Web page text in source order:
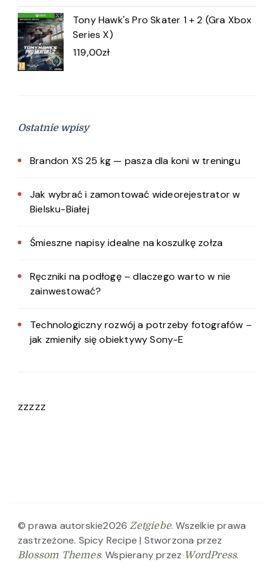
Tony Hawk's Pro Skater 1 + 2 (Gra Xbox
Series X)
119,00zł
Ostatnie wpisy
Brandon XS 25 kg — pasza dla koni w treningu
Jak wybrać i zamontować wideorejestrator w
Bielsku-Białej
Śmieszne napisy idealne na koszulkę zołza
Ręczniki na podłogę – dlaczego warto w nie
zainwestować?
Technologiczny rozwój a potrzeby fotografów –
jak zmieniły się obiektywy Sony-E
zzzzz
© prawa autorskie2026Zetgiebe. Wszelkie prawa
zastrzeżone. Spicy Recipe | Stworzona przez
Blossom Themes. Wspierany przez WordPress.